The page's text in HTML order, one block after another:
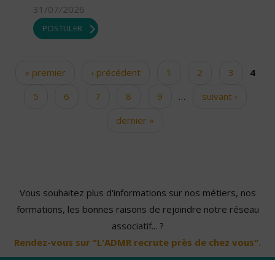
31/07/2026
POSTULER
Pages« premier ‹ précédent 1 2 3
4
5
6 7 8 9 …
suivant ›
dernier »
Vous souhaitez plus d'informations sur nos métiers, nos
formations, les bonnes raisons de rejoindre notre réseau
associatif... ?
Rendez-vous sur "L'ADMR recrute près de chez vous".